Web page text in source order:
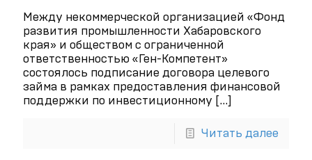
Между некоммерческой организацией «Фонд
развития промышленности Хабаровского
края» и обществом с ограниченной
ответственностью «Ген-Компетент»
состоялось подписание договора целевого
займа в рамках предоставления финансовой
поддержки по инвестиционному […]
Читать далее